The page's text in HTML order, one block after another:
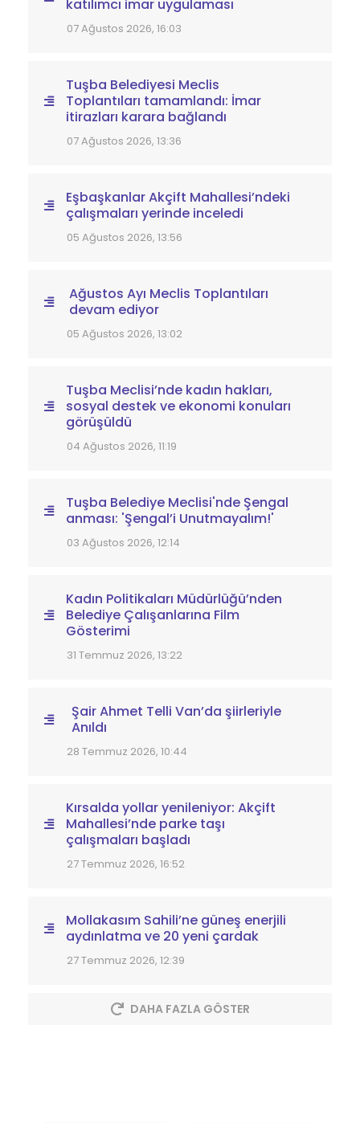
katılımcı imar uygulaması
07 Ağustos 2026, 16:03
Tuşba Belediyesi Meclis
Toplantıları tamamlandı: İmar
itirazları karara bağlandı
07 Ağustos 2026, 13:36
Eşbaşkanlar Akçift Mahallesi’ndeki
çalışmaları yerinde inceledi
05 Ağustos 2026, 13:56
Ağustos Ayı Meclis Toplantıları
devam ediyor
05 Ağustos 2026, 13:02
Tuşba Meclisi’nde kadın hakları,
sosyal destek ve ekonomi konuları
görüşüldü
04 Ağustos 2026, 11:19
Tuşba Belediye Meclisi'nde Şengal
anması: 'Şengal’i Unutmayalım!'
03 Ağustos 2026, 12:14
Kadın Politikaları Müdürlüğü’nden
Belediye Çalışanlarına Film
Gösterimi
31 Temmuz 2026, 13:22
Şair Ahmet Telli Van’da şiirleriyle
Anıldı
28 Temmuz 2026, 10:44
Kırsalda yollar yenileniyor: Akçift
Mahallesi’nde parke taşı
çalışmaları başladı
27 Temmuz 2026, 16:52
Mollakasım Sahili’ne güneş enerjili
aydınlatma ve 20 yeni çardak
27 Temmuz 2026, 12:39
DAHA FAZLA GÖSTER